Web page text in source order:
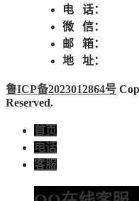
电 话：
微 信：
邮 箱：
地 址：
鲁ICP备2023012864号
Reserved.
首页
电话
客服